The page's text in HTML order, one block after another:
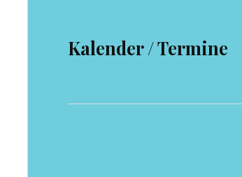
Kalender / Termine